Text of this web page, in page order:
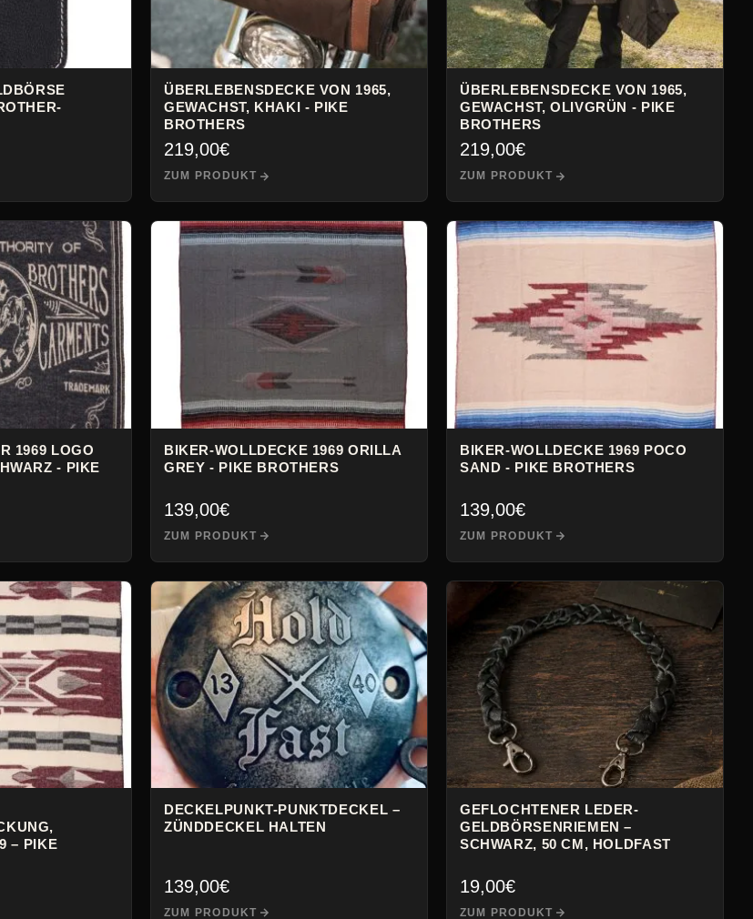
ÜBERLEBENSDECKE VON 1965,
GEWACHST, KHAKI - PIKE
BROTHERS
219,00€
ZUM PRODUKT
ÜBERLEBENSDECKE VON 1965,
GEWACHST, OLIVGRÜN - PIKE
BROTHERS
219,00€
ZUM PRODUKT
1969 LOGO
- PIKE
BIKER-WOLLDECKE 1969 ORILLA
GREY - PIKE BROTHERS
139,00€
ZUM PRODUKT
BIKER-WOLLDECKE 1969 POCO
SAND - PIKE BROTHERS
139,00€
ZUM PRODUKT
– PIKE
DECKELPUNKT-PUNKTDECKEL –
ZÜNDDECKEL HALTEN
139,00€
ZUM PRODUKT
GEFLOCHTENER LEDER-
GELDBÖRSENRIEMEN –
SCHWARZ, 50 CM, HOLDFAST
19,00€
ZUM PRODUKT